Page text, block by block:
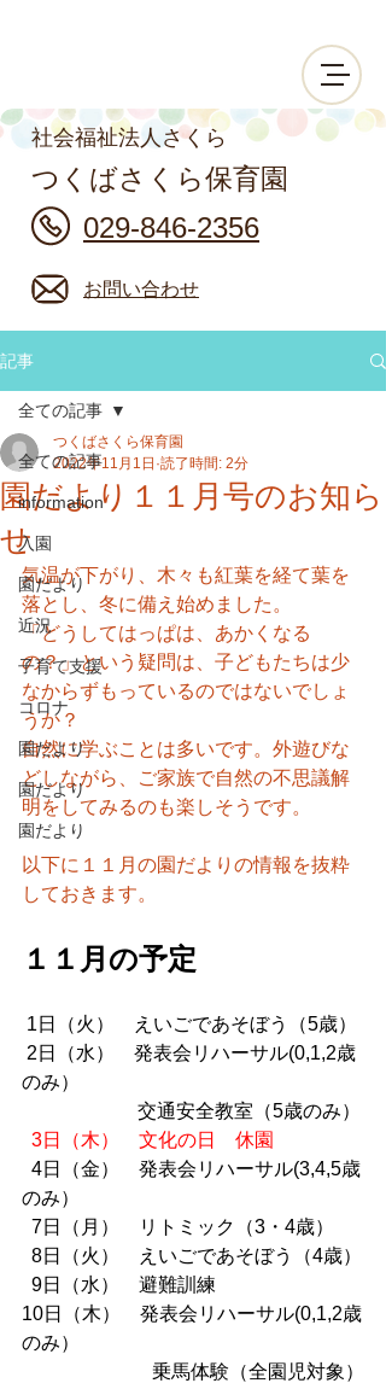
つくばさくら保育園
029-846-2356
お問い合わせ
社会福祉法人さくら
記事
全ての記事
information
入園
園だより
近況
子育て支援
コロナ
園だより
園だより
園だより
全ての記事
園だより１１月号のお知ら
せ
つくばさくら保育園
2022年11月1日 読了時間: 2分
気温が下がり、木々も紅葉を経て葉を
落とし、冬に備え始めました。
「どうしてはっぱは、あかくなる
の？」という疑問は、子どもたちは少
なからずもっているのではないでしょ
うか？
自然に学ぶことは多いです。外遊びな
どしながら、ご家族で自然の不思議解
明をしてみるのも楽しそうです。
以下に１１月の園だよりの情報を抜粋
しておきます。
１１月の予定
1日（火）　えいごであそぼう（5歳）
のみ）
交通安全教室（5歳のみ）
3日（木）　文化の日　休園
4日（金）　発表会リハーサル(3,4,5歳
のみ）
  7日（月）　リトミック（3・4歳）
  8日（火）　えいごであそぼう（4歳）
  9日（水）　避難訓練
10日（木）　発表会リハーサル(0,1,2歳
のみ）
                           乗馬体験（全園児対象）